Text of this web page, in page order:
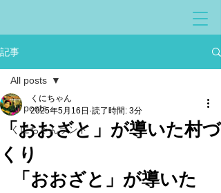
記事
All posts
くにちゃんランド
All posts
「おおざと」が導いた村づ
くり
くにちゃん
2025年5月16日 読了時間: 3分
「おおざと」が導いた